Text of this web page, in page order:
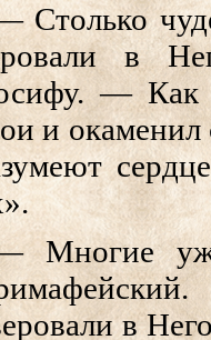
Столько
в
— Как
и окаменил
Многие
в